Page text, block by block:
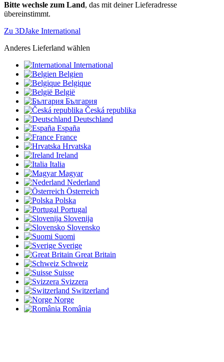
Bitte wechsle zum Land, das mit deiner Lieferadresse
übereinstimmt.
Zu 3DJake International
Anderes Lieferland wählen
International
Belgien
Belgique
België
България
Česká republika
Deutschland
España
France
Hrvatska
Ireland
Italia
Magyar
Nederland
Österreich
Polska
Portugal
Slovenija
Slovensko
Suomi
Sverige
Great Britain
Schweiz
Suisse
Svizzera
Switzerland
Norge
România